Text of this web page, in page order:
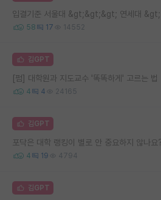
입결기준 서울대 &gt;&gt;&gt; 연세대 &gt;
58 17 14552
김GPT
[펌] 대학원과 지도교수 '똑똑하게' 고르는 법
4 4 24165
김GPT
포닥은 대학 랭킹이 별로 안 중요하지 않나요
4 19 4794
김GPT